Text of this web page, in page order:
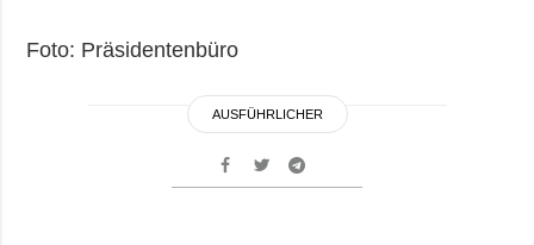
Foto: Präsidentenbüro
AUSFÜHRLICHER